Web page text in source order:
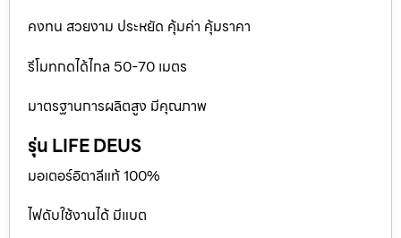
คงทน สวยงาม ประหยัด คุ้มค่า คุ้มราคา
รีโมทกดได้ไกล 50-70 เมตร
มาตรฐานการผลิตสูง มีคุณภาพ
รุ่น LIFE DEUS
มอเตอร์อิตาลีแท้ 100%
ไฟดับใช้งานได้ มีแบต